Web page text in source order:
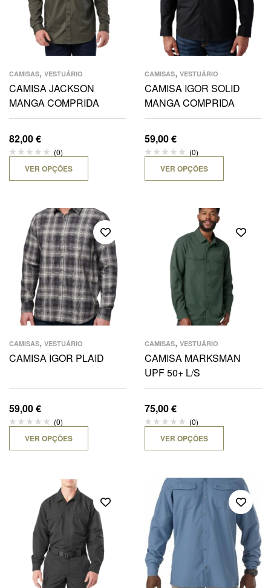
CAMISAS, VESTUÁRIO
CAMISA JACKSON
MANGA COMPRIDA
82,00€
(0)
VER OPÇÕES
CAMISAS, VESTUÁRIO
CAMISA IGOR SOLID
MANGA COMPRIDA
59,00€
(0)
VER OPÇÕES
CAMISAS, VESTUÁRIO
CAMISA IGOR PLAID
59,00€
(0)
VER OPÇÕES
CAMISAS, VESTUÁRIO
CAMISA MARKSMAN
UPF 50+ L/S
75,00€
(0)
VER OPÇÕES